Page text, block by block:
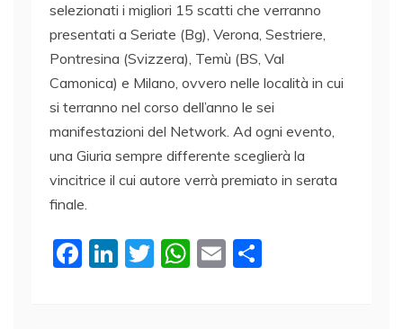
selezionati i migliori 15 scatti che verranno
presentati a Seriate (Bg), Verona, Sestriere,
Pontresina (Svizzera), Temù (BS, Val
Camonica) e Milano, ovvero nelle località in cui
si terranno nel corso dell’anno le sei
manifestazioni del Network. Ad ogni evento,
una Giuria sempre differente sceglierà la
vincitrice il cui autore verrà premiato in serata
finale.
F
Li T
W E